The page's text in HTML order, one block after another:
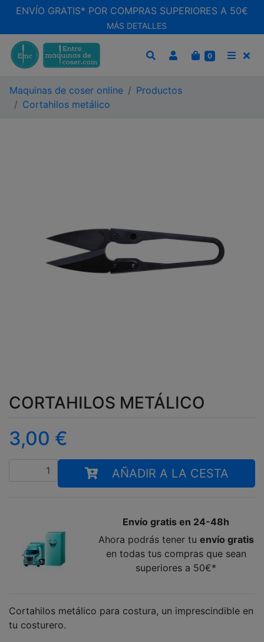
ENVÍO GRATIS* POR COMPRAS SUPERIORES A 50€
MÁS DETALLES
CARRITO
0
Maquinas de coser online
Productos
Cortahilos metálico
CORTAHILOS METÁLICO
3,00 €
Cantidad
AÑADIR A LA CESTA
Envío gratis en 24-48h
Ahora podrás tener tu envío gratis
en todas tus compras que sean
superiores a 50€*
Cortahilos metálico para costura, un imprescindible en
tu costurero.